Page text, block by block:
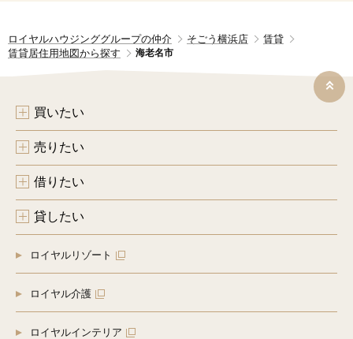
ロイヤルハウジンググループの仲介 そごう横浜店
賃貸
賃貸居住用地図から探す
海老名市
買いたい
売りたい
借りたい
貸したい
ロイヤルリゾート
ロイヤル介護
ロイヤルインテリア